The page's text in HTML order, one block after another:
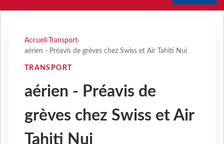
Accueil › Transport›
aérien - Préavis de grèves chez Swiss et Air Tahiti Nui
TRANSPORT
aérien - Préavis de
grèves chez Swiss et Air
Tahiti Nui